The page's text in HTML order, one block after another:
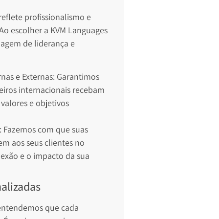
profissionalismo e
escolher a KVM Languages
de liderança e
e Externas: Garantimos
internacionais recebam
e objetivos
com que suas
aos seus clientes no
e o impacto da sua
que cada